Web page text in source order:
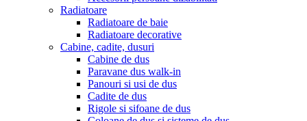
Radiatoare
Radiatoare de baie
Radiatoare decorative
Cabine, cadite, dusuri
Cabine de dus
Paravane dus walk-in
Panouri si usi de dus
Cadite de dus
Rigole si sifoane de dus